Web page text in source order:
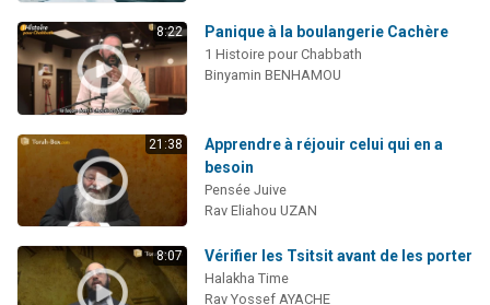
8:22 Panique à la boulangerie Cachère
1 Histoire pour Chabbath
Binyamin BENHAMOU
21:38
Apprendre à réjouir celui qui en a
besoin
Pensée Juive
Rav Eliahou UZAN
8:07 Vérifier les Tsitsit avant de les porter
Halakha Time
Rav Yossef AYACHE